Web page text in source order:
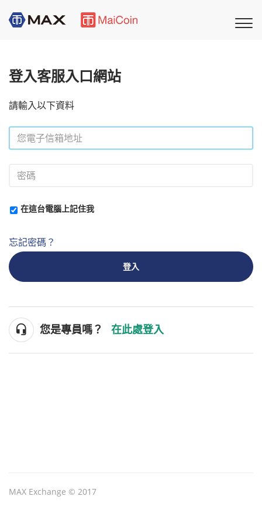
登入客服入口網站
請輸入以下資料
在這台電腦上記住我
忘記密碼？
登入
您是專員嗎？ 在此處登入
MAX Exchange © 2017